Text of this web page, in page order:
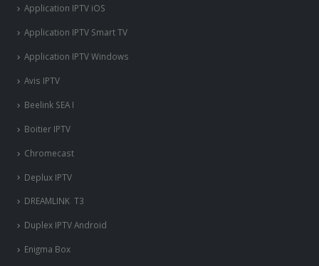
Application IPTV iOS
Application IPTV Smart TV
Application IPTV Windows
Avis IPTV
Beelink SEA I
Boitier IPTV
Chromecast
Deplux IPTV
DREAMLINK T3
Duplex IPTV Android
Enigma Box